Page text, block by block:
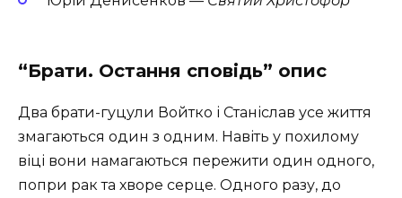
“Брати. Остання сповідь” опис
Два брати-гуцули Войтко і Станіслав усе життя
змагаються один з одним. Навіть у похилому
віці вони намагаються пережити один одного,
попри рак та хворе серце. Одного разу, до